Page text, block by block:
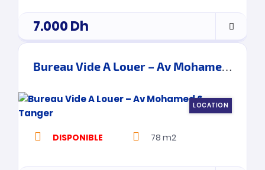
7.000Dh
Bureau Vide A Louer – Av Mohamed 6 – Tanger
LOCATION
DISPONIBLE 78 m2